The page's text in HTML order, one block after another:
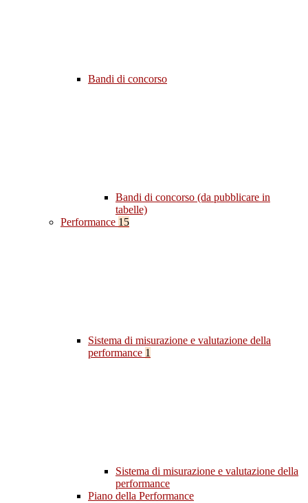
Bandi di concorso
Bandi di concorso (da pubblicare in
tabelle)
Performance 15
Sistema di misurazione e valutazione della
performance 1
Sistema di misurazione e valutazione della
performance
Piano della Performance